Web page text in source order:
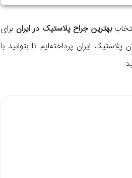
بهترین جراح پلاستیک در ایران برای
ایران پرداخته‌ایم تا بتوانید با